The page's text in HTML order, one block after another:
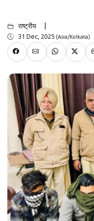
राष्ट्रीय
31 Dec, 2025 (Asia/Kolkata)